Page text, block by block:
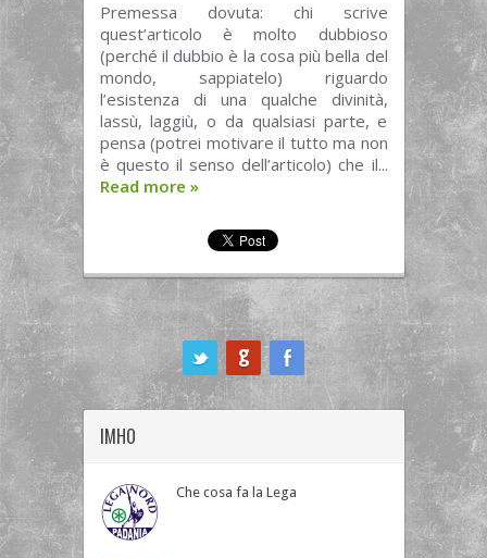
Premessa dovuta: chi scrive
quest’articolo è molto dubbioso
(perché il dubbio è la cosa più bella del
mondo, sappiatelo) riguardo
l’esistenza di una qualche divinità,
lassù, laggiù, o da qualsiasi parte, e
pensa (potrei motivare il tutto ma non
è questo il senso dell’articolo) che il...
Read more »
IMHO
Che cosa fa la Lega